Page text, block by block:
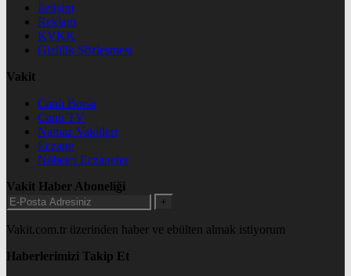
İletişim
Reklam
KVKK
Gizlilik Sözleşmesi
Vakit
Canlı Borsa
Canlı TV
Namaz Vakitleri
Eczane
Nöbetçi Eczaneler
Vakit Haber Aboneliği
+
Vakit.com.tr üzerinden haber ve ebülten almak istiyorum
Haberlerimizi Takip Et